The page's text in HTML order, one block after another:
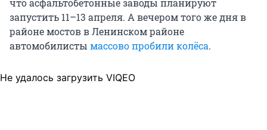
что асфальтобетонные заводы планируют
запустить 11–13 апреля. А вечером того же дня в
районе мостов в Ленинском районе
автомобилисты массово пробили колёса.
Не удалось загрузить VIQEO